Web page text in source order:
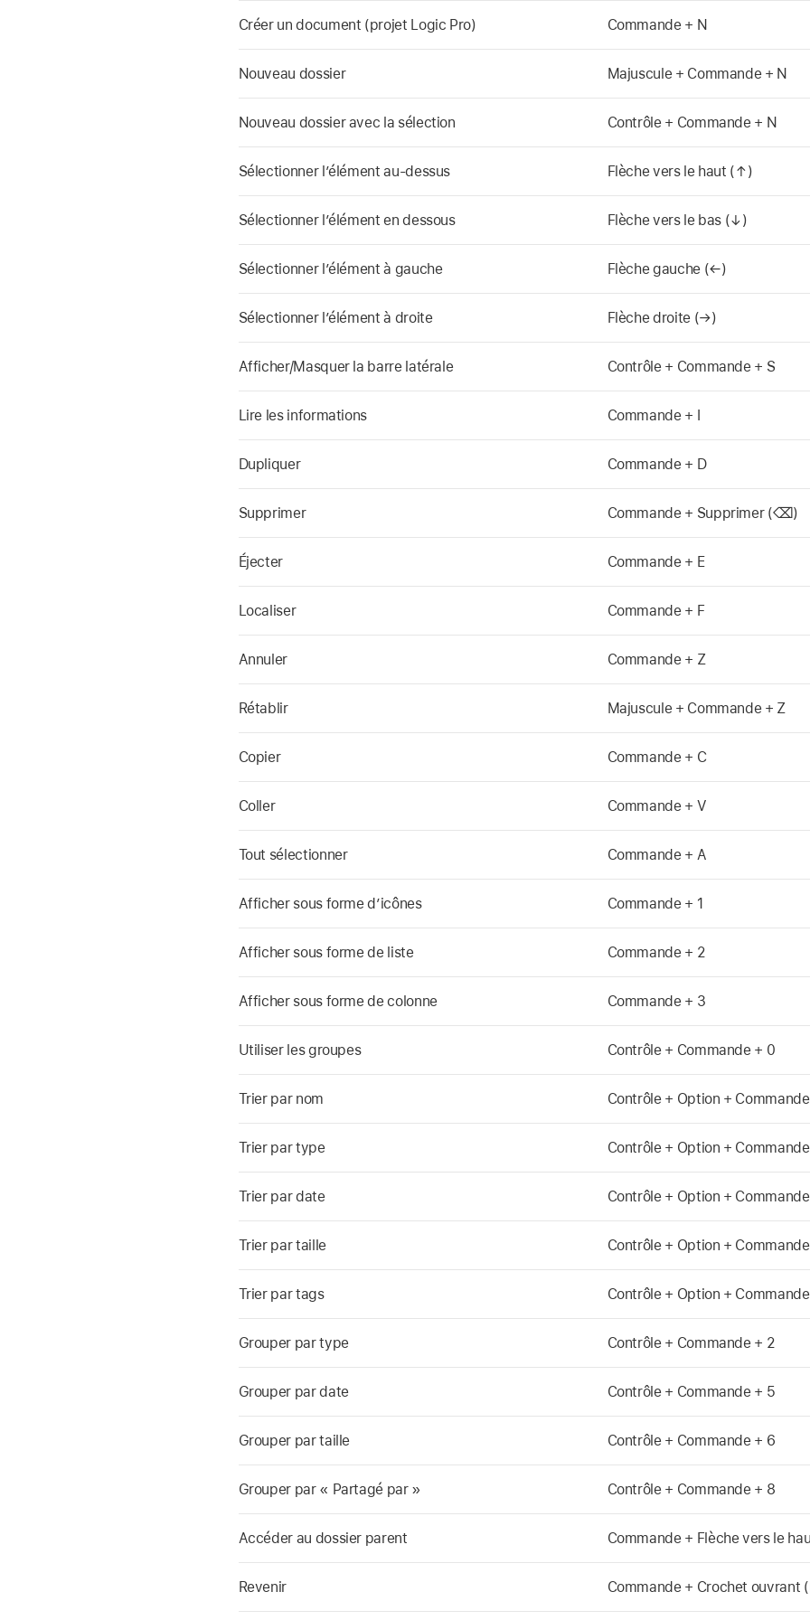
Créer un document (projet Logic Pro) Commande + N
Nouveau dossier Majuscule + Commande + N
Nouveau dossier avec la sélection Contrôle + Commande + N
Sélectionner l’élément au-dessus Flèche vers le haut (↑)
Sélectionner l’élément en dessous Flèche vers le bas (↓)
Sélectionner l’élément à gauche Flèche gauche (←)
Sélectionner l’élément à droite Flèche droite (→)
Afficher/Masquer la barre latérale Contrôle + Commande + S
Lire les informations Commande + I
Dupliquer Commande + D
Supprimer Commande + Supprimer (⌫)
Éjecter Commande + E
Localiser Commande + F
Annuler Commande + Z
Rétablir Majuscule + Commande + Z
Copier Commande + C
Coller Commande + V
Tout sélectionner Commande + A
Afficher sous forme d’icônes Commande + 1
Afficher sous forme de liste Commande + 2
Afficher sous forme de colonne Commande + 3
Utiliser les groupes Contrôle + Commande + 0
Trier par nom Contrôle + Option + Commande
Trier par type Contrôle + Option +
Trier par date Contrôle + Option +
Trier par taille Contrôle + Option +
Trier par tags Contrôle + Option +
Grouper par type Contrôle + Commande + 2
Grouper par date Contrôle + Commande + 5
Grouper par taille Contrôle + Commande + 6
Grouper par « Partagé par » Contrôle + Commande + 8
Accéder au dossier parent Commande + Flèche vers le
Revenir Commande + Crochet ouvrant